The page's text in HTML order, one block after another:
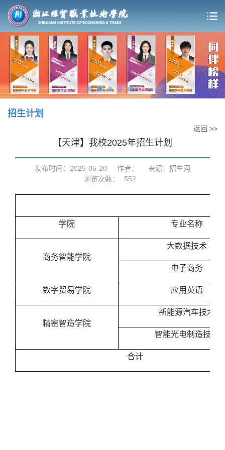
招生计划
返回 >>
【天津】我校2025年招生计划
发布时间：2025-06-20 作者：
来源：招生网
浏览次数：
552
学院 专业名称
商务智能学院
大数据技术
电子商务
数字贸易学院 应用英语
精密智造学院
新能源汽车技术
智能光电制造技术
合计